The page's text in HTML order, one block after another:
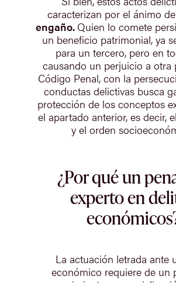
caracterizan por el ánimo
engaño. Quien lo comete
un beneficio patrimonial, ya
para un tercero, pero en
causando un perjuicio a otra
Código Penal, con la
conductas delictivas busca
protección de los conceptos
el apartado anterior, es decir,
y el orden
¿Por qué un
experto en
La actuación letrada ante
económico requiere de un